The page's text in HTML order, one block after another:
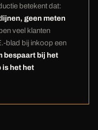
door
duurste uren van
de streep is
betekent dat:
geen meten
veel klanten
blad bij inkoop een
bespaart bij het
het het